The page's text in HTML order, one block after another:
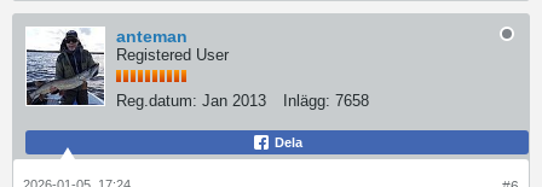
anteman
Registered User
Reg.datum: Jan 2013 Inlägg: 7658
Dela